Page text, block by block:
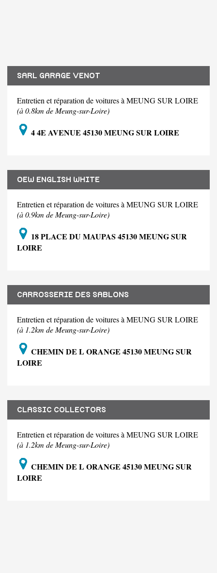
SARL GARAGE VENOT
Entretien et réparation de voitures à MEUNG SUR LOIRE
(à 0.8km de Meung-sur-Loire)
4 4E AVENUE 45130 MEUNG SUR LOIRE
OEW ENGLISH WHITE
Entretien et réparation de voitures à MEUNG SUR LOIRE
(à 0.9km de Meung-sur-Loire)
18 PLACE DU MAUPAS 45130 MEUNG SUR
LOIRE
CARROSSERIE DES SABLONS
Entretien et réparation de voitures à MEUNG SUR LOIRE
(à 1.2km de Meung-sur-Loire)
CHEMIN DE L ORANGE 45130 MEUNG SUR
LOIRE
CLASSIC COLLECTORS
Entretien et réparation de voitures à MEUNG SUR LOIRE
(à 1.2km de Meung-sur-Loire)
CHEMIN DE L ORANGE 45130 MEUNG SUR
LOIRE